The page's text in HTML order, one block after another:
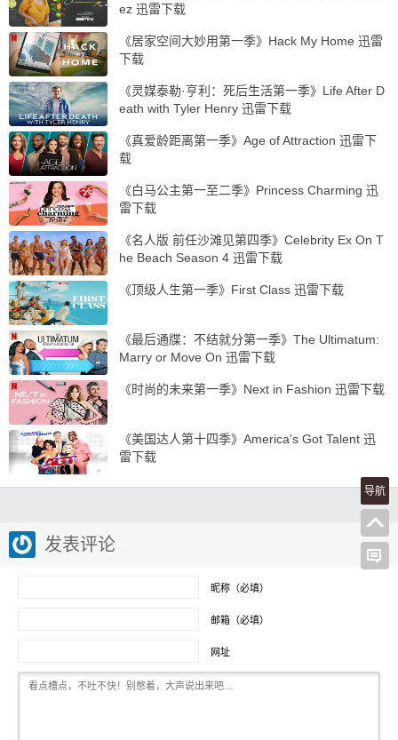
ez 迅雷下载
《居家空间大妙用第一季》Hack My Home 迅雷
下载
《灵媒泰勒·亨利：死后生活第一季》Life After D
eath with Tyler Henry 迅雷下载
《真爱龄距离第一季》Age of Attraction 迅雷下
载
《白马公主第一至二季》Princess Charming 迅
雷下载
《名人版 前任沙滩见第四季》Celebrity Ex On T
he Beach Season 4 迅雷下载
《顶级人生第一季》First Class 迅雷下载
《最后通牒：不结就分第一季》The Ultimatum:
Marry or Move On 迅雷下载
《时尚的未来第一季》Next in Fashion 迅雷下载
《美国达人第十四季》America’s Got Talent 迅
雷下载
发表评论
昵称（必填）
邮箱（必填）
网址
导航